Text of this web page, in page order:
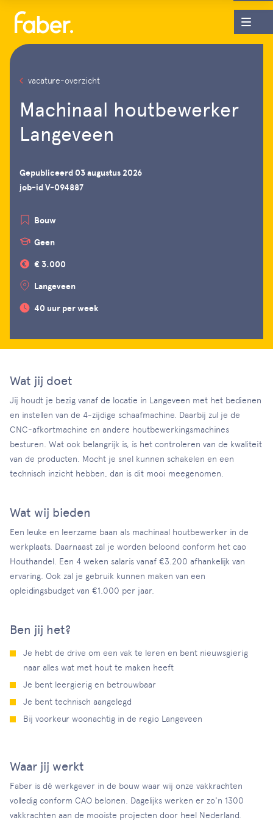
vacature-overzicht
Machinaal houtbewerker
Langeveen
Gepubliceerd 03 augustus 2026
job-id V-094887
Bouw
Geen
€ 3.000
Langeveen
40 uur per week
Wat jij doet
Jij houdt je bezig vanaf de locatie in Langeveen met het bedienen
en instellen van de 4-zijdige schaafmachine. Daarbij zul je de
CNC-afkortmachine en andere houtbewerkingsmachines
besturen. Wat ook belangrijk is, is het controleren van de kwaliteit
van de producten. Mocht je snel kunnen schakelen en een
technisch inzicht hebben, dan is dit mooi meegenomen.
Wat wij bieden
Een leuke en leerzame baan als machinaal houtbewerker in de
werkplaats. Daarnaast zal je worden beloond conform het cao
Houthandel. Een 4 weken salaris vanaf €3.200 afhankelijk van
ervaring. Ook zal je gebruik kunnen maken van een
opleidingsbudget van €1.000 per jaar.
Ben jij het?
Je hebt de drive om een vak te leren en bent nieuwsgierig
naar alles wat met hout te maken heeft
Je bent leergierig en betrouwbaar
Je bent technisch aangelegd
Bij voorkeur woonachtig in de regio Langeveen
Waar jij werkt
Faber is dé werkgever in de bouw waar wij onze vakkrachten
volledig conform CAO belonen. Dagelijks werken er zo'n 1300
vakkrachten aan de mooiste projecten door heel Nederland.